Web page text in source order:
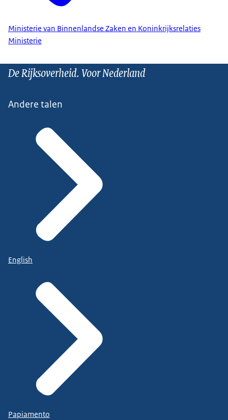
Ministerie van Binnenlandse Zaken en Koninkrijksrelaties
Ministerie
De Rijksoverheid. Voor Nederland
Andere talen
English
Papiamento